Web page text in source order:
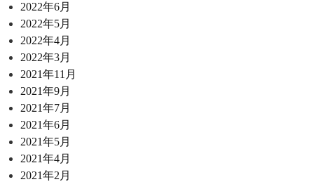
2022年6月
2022年5月
2022年4月
2022年3月
2021年11月
2021年9月
2021年7月
2021年6月
2021年5月
2021年4月
2021年2月